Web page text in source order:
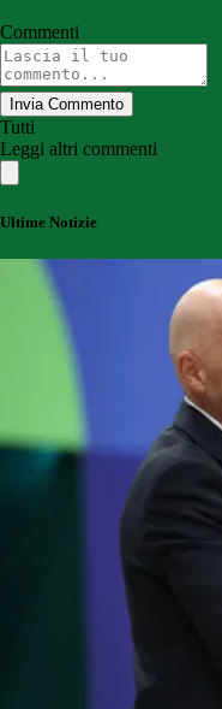
Commenti
Invia Commento
Tutti
Leggi altri commenti
Ultime Notizie